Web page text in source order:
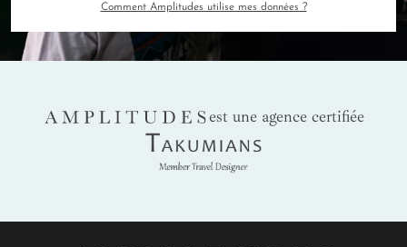
Comment Amplitudes utilise mes données ?
AMPLITUDES
est une agence certifiée
Takumians